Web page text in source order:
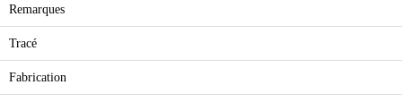
Remarques
Tracé
Fabrication